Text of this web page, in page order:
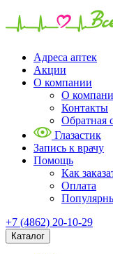
Адреса аптек
Акции
О компании
О
Контакты
Обратная
Глазастик
Запись к врачу
Помощь
Как
Оплата
+7 (4862) 20-10-29
Каталог